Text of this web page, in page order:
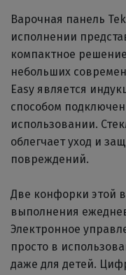
Варочная панель
исполнении
компактное
небольших
Easy является
способом
использовании.
облегчает уход и
повреждений.
Две конфорки этой
выполнения
Электронное
просто в
даже для детей.